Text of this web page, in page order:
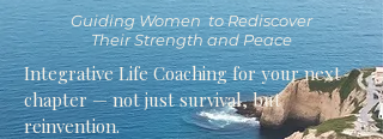
Guiding Women to Rediscover
Their Strength and Peace
Integrative Life Coaching for your next
chapter — not just survival, but
reinvention.